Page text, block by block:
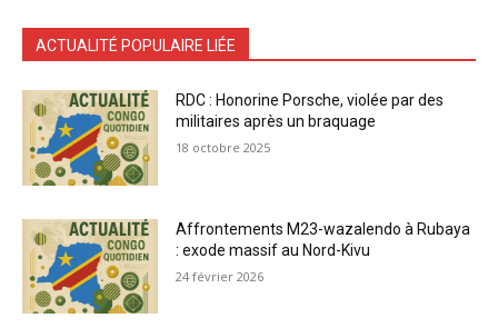
ACTUALITÉ POPULAIRE LIÉE
RDC : Honorine Porsche, violée par des
militaires après un braquage
18 octobre 2025
Affrontements M23-wazalendo à Rubaya
: exode massif au Nord-Kivu
24 février 2026